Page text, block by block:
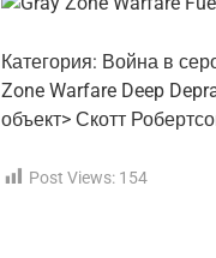
Категория: Война в
Zone Warfare Deep
объект> Скотт
Post Views: 154